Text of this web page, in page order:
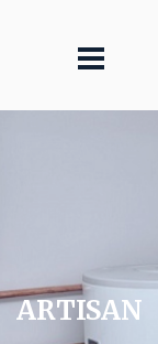
ARTISAN